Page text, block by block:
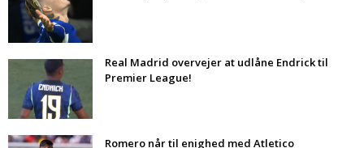
Real Madrid overvejer at udlåne Endrick til
Premier League!
Romero når til enighed med Atletico